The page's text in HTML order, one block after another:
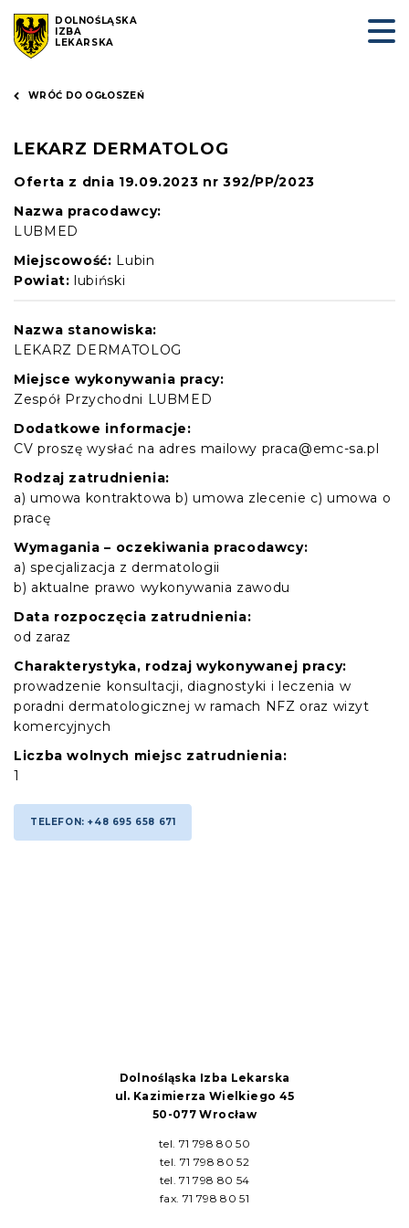
DOLNOŚLĄSKA
IZBA
LEKARSKA
WRÓĆ DO OGŁOSZEŃ
LEKARZ DERMATOLOG
Oferta z dnia 19.09.2023 nr 392/PP/2023
Nazwa pracodawcy:
LUBMED
Miejscowość: Lubin
Powiat: lubiński
Nazwa stanowiska:
LEKARZ DERMATOLOG
Miejsce wykonywania pracy:
Zespół Przychodni LUBMED
Dodatkowe informacje:
CV proszę wysłać na adres mailowy praca@emc-sa.pl
Rodzaj zatrudnienia:
a) umowa kontraktowa b) umowa zlecenie c) umowa o
pracę
Wymagania – oczekiwania pracodawcy:
a) specjalizacja z dermatologii
b) aktualne prawo wykonywania zawodu
Data rozpoczęcia zatrudnienia:
od zaraz
Charakterystyka, rodzaj wykonywanej pracy:
prowadzenie konsultacji, diagnostyki i leczenia w
poradni dermatologicznej w ramach NFZ oraz wizyt
komercyjnych
Liczba wolnych miejsc zatrudnienia:
1
TELEFON: +48 695 658 671
Dolnośląska Izba Lekarska
ul. Kazimierza Wielkiego 45
50-077 Wrocław
tel. 71 798 80 50
tel. 71 798 80 52
tel. 71 798 80 54
fax. 71 798 80 51